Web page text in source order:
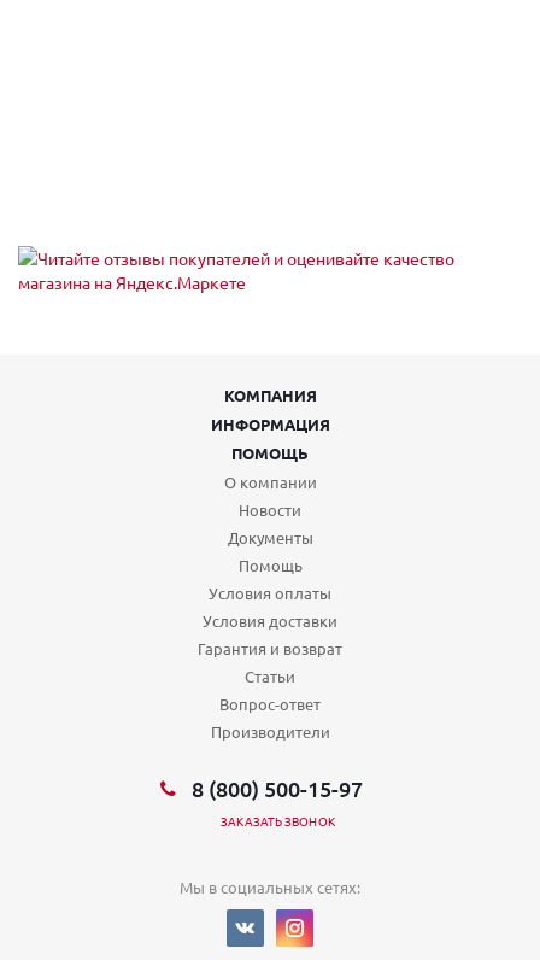
КОМПАНИЯ
ИНФОРМАЦИЯ
ПОМОЩЬ
О компании
Новости
Документы
Помощь
Условия оплаты
Условия доставки
Гарантия и возврат
Статьи
Вопрос-ответ
Производители
8 (800) 500-15-97
ЗАКАЗАТЬ ЗВОНОК
Мы в социальных сетях: